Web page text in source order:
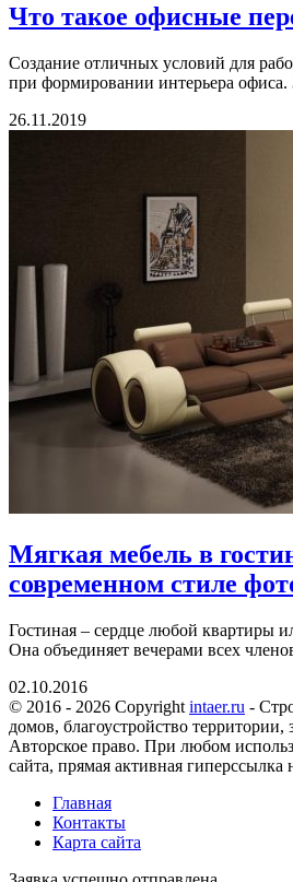
Что такое офисные
Создание отличных условий для
при формировании интерьера офиса.
26.11.2019
Мягкая мебель в
современном стиле
Гостиная – сердце любой квартиры
Она объединяет вечерами всех
02.10.2016
© 2016 - 2026 Copyright intaer.ru -
домов, благоустройство территории,
Авторское право. При любом
сайта, прямая активная гиперссылка
Главная
Контакты
Карта сайта